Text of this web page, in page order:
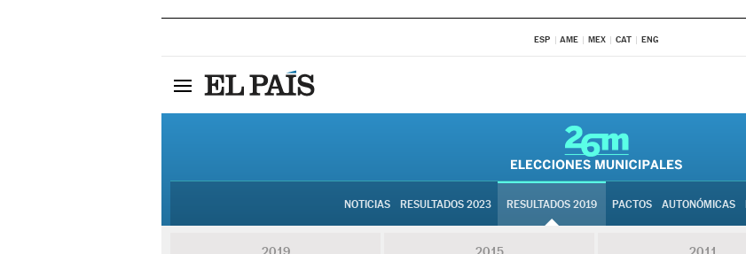
ESP AME MEX CAT ENG
NOTICIAS RESULTADOS 2023 RESULTADOS 2019 PACTOS AUTONÓMICAS